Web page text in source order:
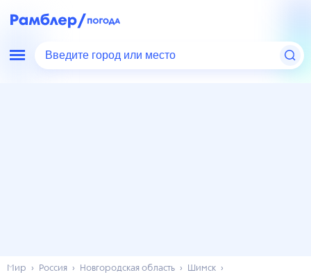
Введите город или место
Мир Россия Новгородская область
Шимск